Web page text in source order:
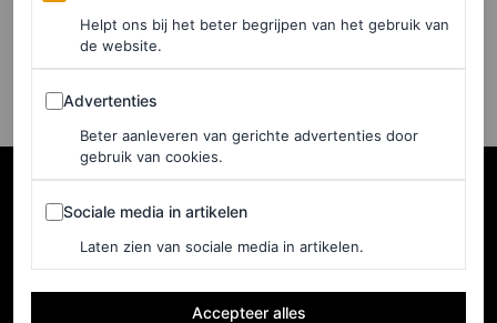
Helpt ons bij het beter begrijpen van het gebruik van
de website.
Advertenties
Advertenties
Beter aanleveren van gerichte advertenties door
gebruik van cookies.
Sociale media in artikelen
Sociale media in artikelen
Laten zien van sociale media in artikelen.
Accepteer alles